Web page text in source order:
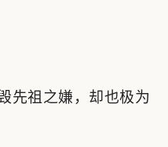
先祖之嫌，却也极为